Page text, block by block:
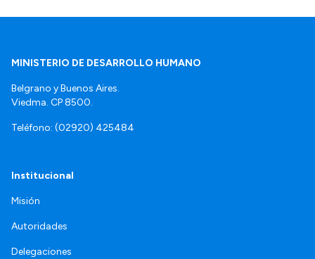
MINISTERIO DE DESARROLLO HUMANO
Belgrano y Buenos Aires.
Viedma. CP 8500.
Teléfono: (02920) 425484
Institucional
Misión
Autoridades
Delegaciones